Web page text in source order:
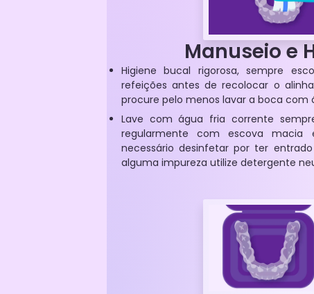
Manuseio e
Higiene bucal rigorosa, sempre
refeições antes de recolocar o
procure pelo menos lavar a boca com
Lave com água fria corrente
regularmente com escova
necessário desinfetar por ter
alguma impureza utilize detergente